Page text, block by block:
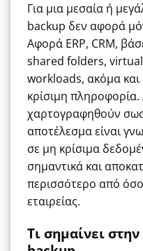
Για μια μεσαία ή
backup δεν αφορά
Αφορά ERP, CRM,
shared folders,
workloads, ακόμα
κρίσιμη
χαρτογραφηθούν
αποτέλεσμα είναι
σε μη κρίσιμα
σημαντικά και
περισσότερο από όσο
εταιρείας.
Τι σημαίνει